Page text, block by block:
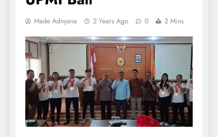
Made Adnyana 2 Years Ago 0 2 Mins